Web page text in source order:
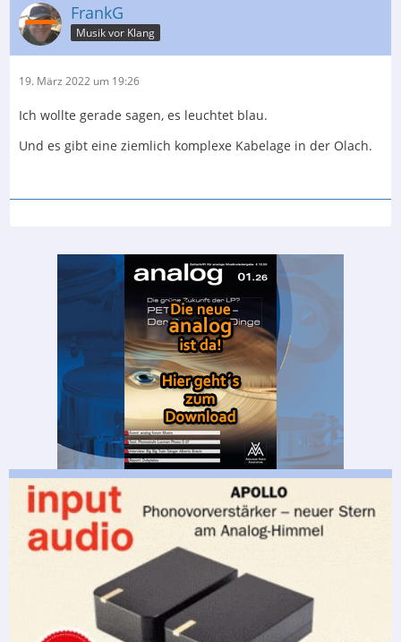
FrankG
Musik vor Klang
19. März 2022 um 19:26
Ich wollte gerade sagen, es leuchtet blau.
Und es gibt eine ziemlich komplexe Kabelage in der Olach.